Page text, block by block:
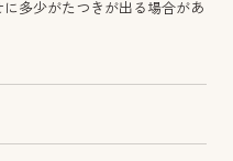
多少がたつきが出る場合があ